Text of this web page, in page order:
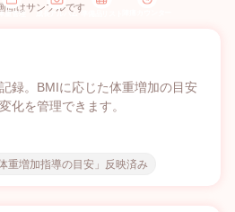
重管理 成長アルバム
面はサンプルです
録。BMIに応じた体重増加の目安
化を管理できます。
重増加指導の目安」反映済み